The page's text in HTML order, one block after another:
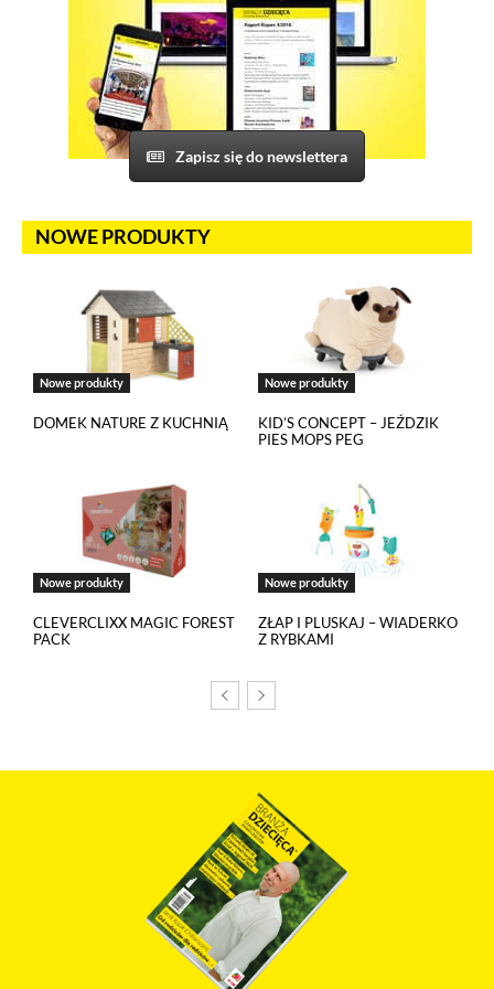
Zapisz się do newslettera
NOWE PRODUKTY
Nowe produkty
DOMEK NATURE Z KUCHNIĄ
Nowe produkty
KID’S CONCEPT – JEŹDZIK
PIES MOPS PEG
Nowe produkty
CLEVERCLIXX MAGIC FOREST
PACK
Nowe produkty
ZŁAP I PLUSKAJ – WIADERKO
Z RYBKAMI
i Vimeo. Odtwarzacze tych serwisów wykorzystują
do swojego prawidłowego działania pliki cookies pochodzące
od ich dostawców. Dostawcy mogą uzyskiwać dostęp
do informacji gromadzonych w plikach cookies. Możesz
wyłączyć pliki cookies związane z odtwarzaczami, ale wtedy
nie będziesz w stanie obejrzeć treści osadzonych w formie
odtwarzaczy.